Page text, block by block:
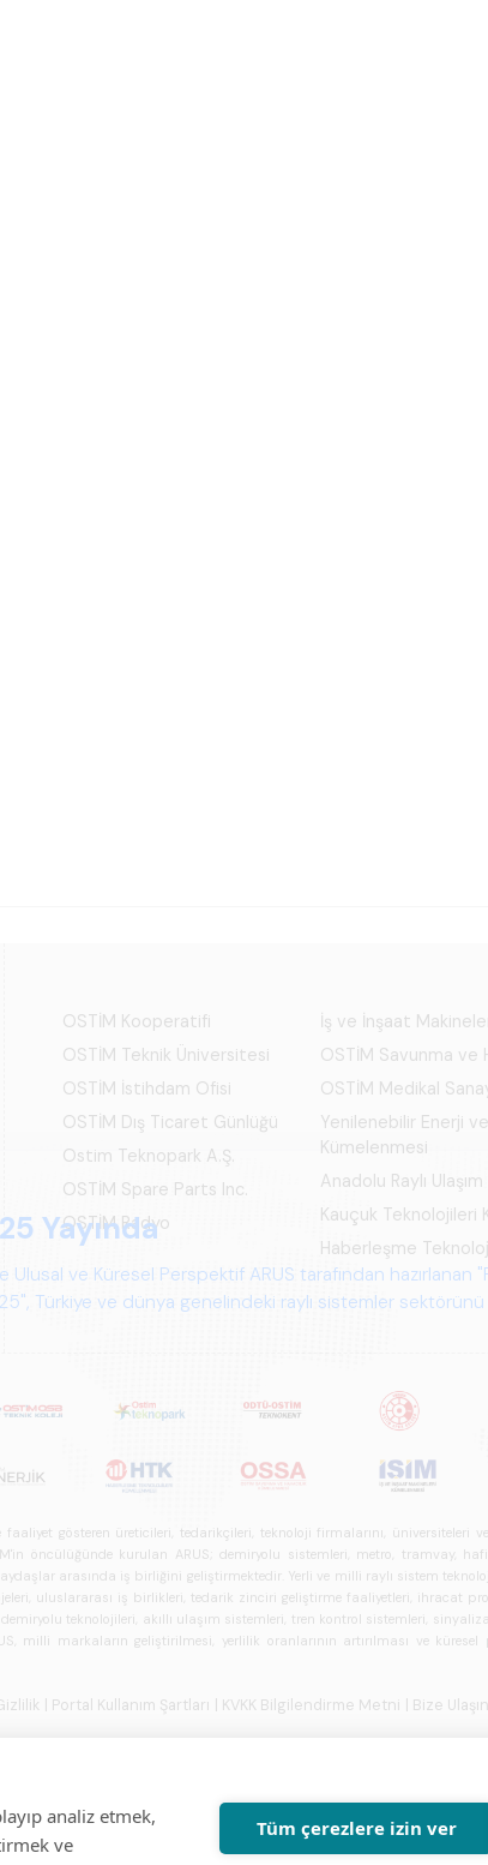
Yayında
Ulusal ve Küresel Perspektif ARUS tarafından hazırlanan
Türkiye ve dünya genelindeki raylı sistemler sektörünü
OSTİM Kooperatifi
OSTİM Teknik Üniversitesi
OSTİM İstihdam Ofisi
OSTİM Dış Ticaret Günlüğü
Ostim Teknopark A.Ş.
OSTİM Spare Parts Inc.
OSTİM Radyo
İş ve İnşaat
OSTİM Savunma ve
OSTİM Medikal
Yenilenebilir Enerji
Kümelenmesi
Anadolu Raylı
Kauçuk Teknolojileri
Haberleşme
gösteren üreticileri, tedarikçileri, teknoloji firmalarını,
öncülüğünde kurulan ARUS; demiryolu sistemleri, metro, tramvay,
arasında iş birliğini geliştirmektedir. Yerli ve milli raylı sistem
uluslararası iş birlikleri, tedarik zinciri geliştirme faaliyetleri, ihracat
teknolojileri, akıllı ulaşım sistemleri, tren kontrol sistemleri,
milli markaların geliştirilmesi, yerlilik oranlarının artırılması ve
| Portal Kullanım Şartları | KVKK Bilgilendirme Metni | Bize Ulaşın
analiz etmek,
ve
Tüm çerezlere izin ver